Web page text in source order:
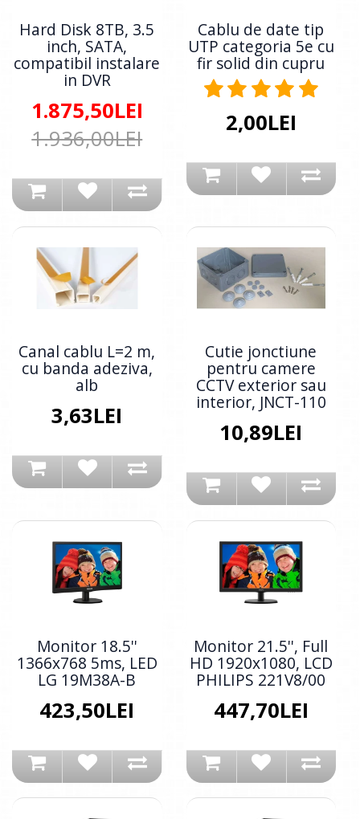
Hard Disk 8TB, 3.5
inch, SATA,
compatibil instalare
in DVR
1.875,50LEI
1.936,00LEI
Cablu de date tip
UTP categoria 5e cu
fir solid din cupru
2,00LEI
Canal cablu L=2 m,
cu banda adeziva,
alb
3,63LEI
Cutie jonctiune
pentru camere
CCTV exterior sau
interior, JNCT-110
10,89LEI
Monitor 18.5''
1366x768 5ms, LED
LG 19M38A-B
423,50LEI
Monitor 21.5'', Full
HD 1920x1080, LCD
PHILIPS 221V8/00
447,70LEI